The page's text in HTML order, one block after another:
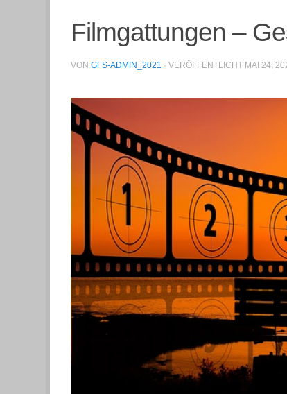
Filmgattungen –
VON GFS-ADMIN_2021 · VERÖFFENTLICHT MAI 24,